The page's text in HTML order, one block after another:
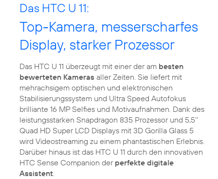
Das HTC U 11:
Top-Kamera, messerscharfes
Display, starker Prozessor
Das HTC U 11 überzeugt mit einer der am besten
bewerteten Kameras aller Zeiten. Sie liefert mit
mehrachsigem optischen und elektronischen
Stabilisierungssystem und Ultra Speed Autofokus
brilliante 16 MP Selfies und Motivaufnahmen. Dank des
leistungsstarken Snapdragon 835 Prozessor und 5,5‘‘
Quad HD Super LCD Displays mit 3D Gorilla Glass 5
wird Videostreaming zu einem phantastischen Erlebnis.
Darüber hinaus ist das HTC U 11 durch den innovativen
HTC Sense Companion der perfekte digitale
Assistent.